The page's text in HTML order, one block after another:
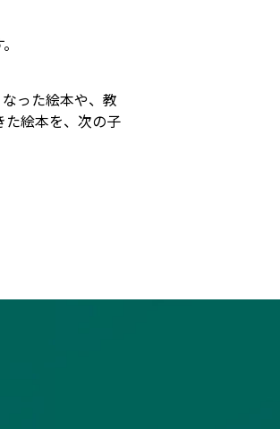
った絵本や、教
た絵本を、次の子